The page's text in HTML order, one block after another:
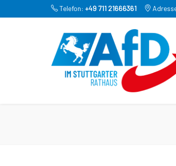
Telefon: +49 711 21666361